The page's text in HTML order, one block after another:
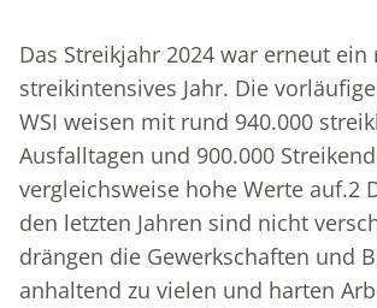
Das Streikjahr 2024 war erneut ein
streikintensives Jahr. Die
WSI weisen mit rund 940.000
Ausfalltagen und 900.000
vergleichsweise hohe Werte auf.2
den letzten Jahren sind nicht
drängen die Gewerkschaften und
anhaltend zu vielen und harten